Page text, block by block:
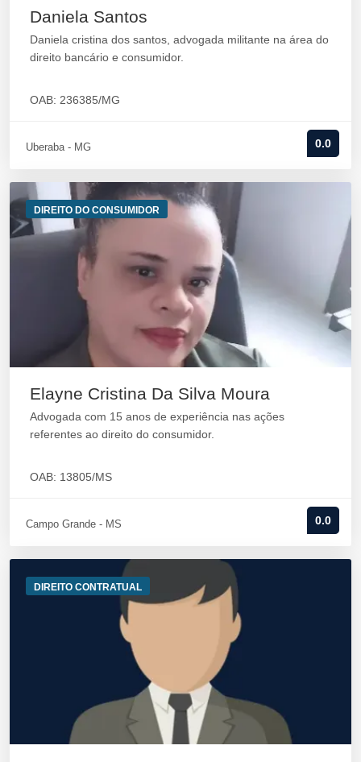
Daniela Santos
Daniela cristina dos santos, advogada militante na área do
direito bancário e consumidor.
OAB: 236385/MG
Uberaba - MG 0.0
DIREITO DO CONSUMIDOR
Elayne Cristina Da Silva Moura
Advogada com 15 anos de experiência nas ações
referentes ao direito do consumidor.
OAB: 13805/MS
Campo Grande - MS 0.0
DIREITO CONTRATUAL